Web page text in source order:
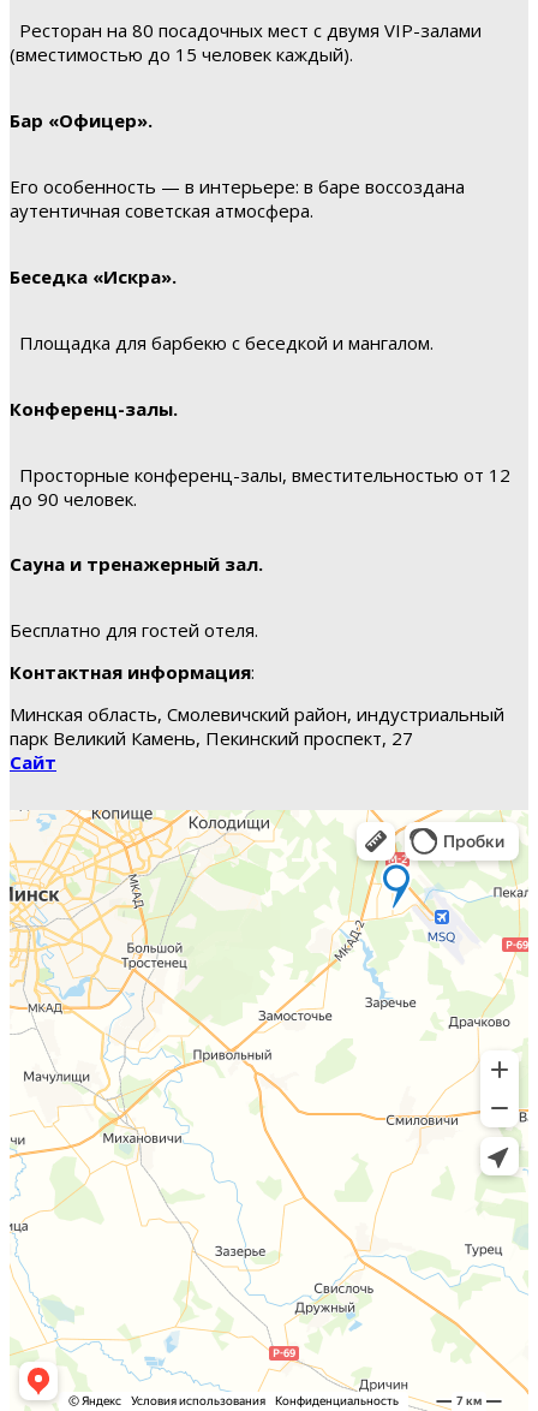
Ресторан на 80 посадочных мест с двумя VIP-залами
(вместимостью до 15 человек каждый).
Бар «Офицер».
Его особенность — в интерьере: в баре воссоздана
аутентичная советская атмосфера.
Беседка «Искра».
Площадка для барбекю с беседкой и мангалом.
Конференц-залы.
Просторные конференц-залы, вместительностью от 12
до 90 человек.
Сауна и тренажерный зал.
Бесплатно для гостей отеля.
Контактная информация:
Минская область, Смолевичский район, индустриальный
парк Великий Камень, Пекинский проспект, 27
Сайт